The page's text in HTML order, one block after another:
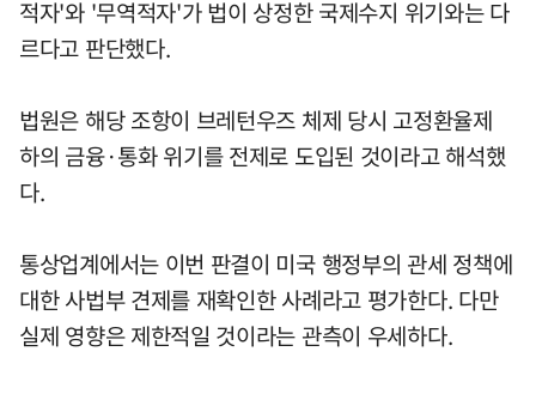
적자'와 '무역적자'가 법이 상정한 국제수지 위기와는 다
르다고 판단했다.
법원은 해당 조항이 브레턴우즈 체제 당시 고정환율제
하의 금융·통화 위기를 전제로 도입된 것이라고 해석했
다.
통상업계에서는 이번 판결이 미국 행정부의 관세 정책에
대한 사법부 견제를 재확인한 사례라고 평가한다. 다만
실제 영향은 제한적일 것이라는 관측이 우세하다.